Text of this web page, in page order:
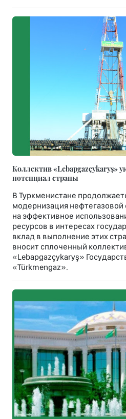
Коллектив «Lebapgazçykaryş»
потенциал страны
В Туркменистане
модернизация нефтегазовой
на эффективное
ресурсов в интересах
вклад в выполнение этих
вносит сплоченный
«Lebapgazçykaryş»
«Türkmengaz».